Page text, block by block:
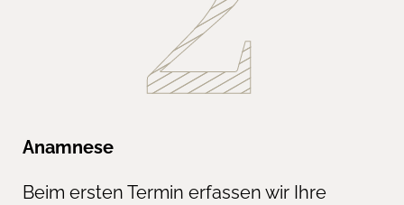
Anamnese
Beim ersten Termin erfassen wir Ihre